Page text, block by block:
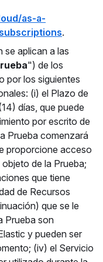
as-a-
.
se aplican a las
") de los
por los siguientes
(i) el Plazo de
días, que puede
por escrito de
Prueba comenzará
proporcione acceso
de la Prueba;
que tiene
de Recursos
que se le
Prueba son
y pueden ser
(iv) el Servicio